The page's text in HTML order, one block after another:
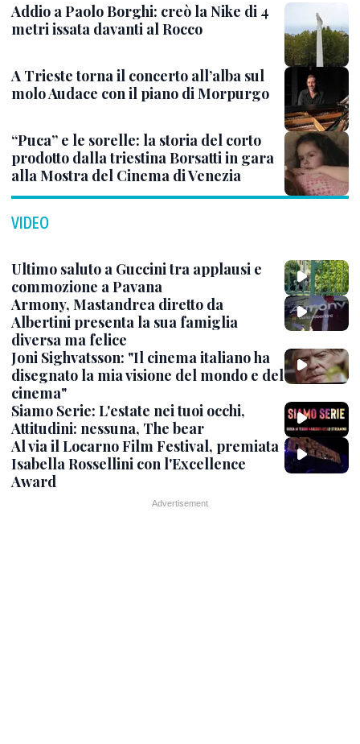
Addio a Paolo Borghi: creò la Nike di 4
metri issata davanti al Rocco
A Trieste torna il concerto all’alba sul
molo Audace con il piano di Morpurgo
“Puca” e le sorelle: la storia del corto
prodotto dalla triestina Borsatti in gara
alla Mostra del Cinema di Venezia
VIDEO
Ultimo saluto a Guccini tra applausi e
commozione a Pavana
Armony, Mastandrea diretto da
Albertini presenta la sua famiglia
diversa ma felice
Joni Sighvatsson: "Il cinema italiano ha
disegnato la mia visione del mondo e del
cinema"
Siamo Serie: L'estate nei tuoi occhi,
Attitudini: nessuna, The bear
Al via il Locarno Film Festival, premiata
Isabella Rossellini con l'Excellence
Award